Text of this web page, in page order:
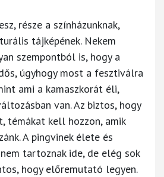
része a színházunknak,
tájképének. Nekem
szempontból is, hogy a
úgyhogy most a fesztiválra
ami a kamaszkorát éli,
van. Az biztos, hogy
témákat kell hozzon, amik
A pingvinek élete és
tartoznak ide, de elég sok
hogy előremutató legyen.